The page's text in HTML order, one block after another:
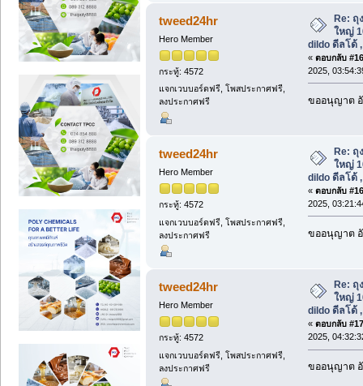
tweed24hr
Hero Member
กระทู้: 4572
แจกเวบบอร์ดฟรี, โพสประกาศฟรี,
ลงประกาศฟรี
Re: ถุ
ใหญ่
dildo ดีลโด้
« ตอบกลับ
2025,
ขออนุญาต
tweed24hr
Hero Member
กระทู้: 4572
แจกเวบบอร์ดฟรี, โพสประกาศฟรี,
ลงประกาศฟรี
Re: ถุ
ใหญ่
dildo ดีลโด้
« ตอบกลับ
2025,
ขออนุญาต
tweed24hr
Hero Member
กระทู้: 4572
แจกเวบบอร์ดฟรี, โพสประกาศฟรี,
ลงประกาศฟรี
Re: ถุ
ใหญ่
dildo ดีลโด้
« ตอบกลับ
2025,
ขออนุญาต